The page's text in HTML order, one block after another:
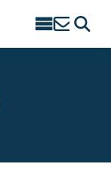
Search